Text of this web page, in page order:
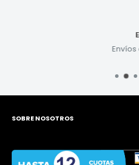
Envíos a
SOBRE NOSOTROS
en todo Chile de equipos